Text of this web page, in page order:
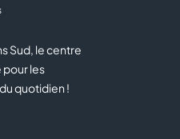
Sud, le centre
pour les
quotidien !